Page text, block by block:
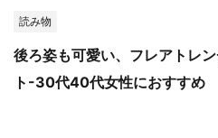
読み物
後ろ姿も可愛い、フレアトレ
ト-30代40代女性におすすめ